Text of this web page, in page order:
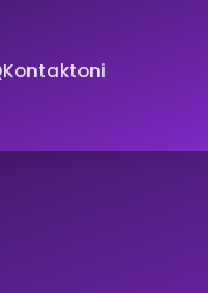
Kontaktoni